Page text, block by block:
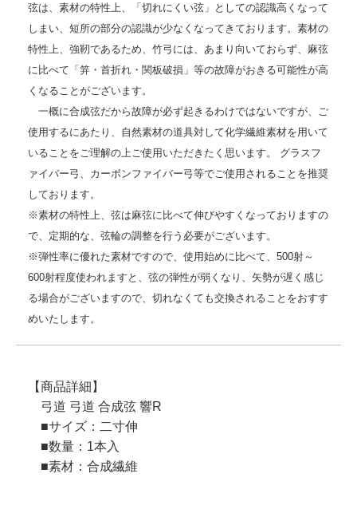
弦は、素材の特性上、「切れにくい弦」としての認識高くなって
しまい、短所の部分の認識が少なくなってきております。素材の
特性上、強靭であるため、竹弓には、あまり向いておらず、麻弦
に比べて「笄・首折れ・関板破損」等の故障がおきる可能性が高
くなることがございます。
一概に合成弦だから故障が必ず起きるわけではないですが、ご
使用するにあたり、自然素材の道具対して化学繊維素材を用いて
いることをご理解の上ご使用いただきたく思います。 グラスフ
ァイバー弓、カーボンファイバー弓等でご使用されることを推奨
しております。
※素材の特性上、弦は麻弦に比べて伸びやすくなっておりますの
で、定期的な、弦輪の調整を行う必要がございます。
※弾性率に優れた素材ですので、使用始めに比べて、500射～
600射程度使われますと、弦の弾性が弱くなり、矢勢が遅く感じ
る場合がございますので、切れなくても交換されることをおすす
めいたします。
【商品詳細】
弓道 弓道 合成弦 響R
■サイズ：二寸伸
■数量：1本入
■素材：合成繊維